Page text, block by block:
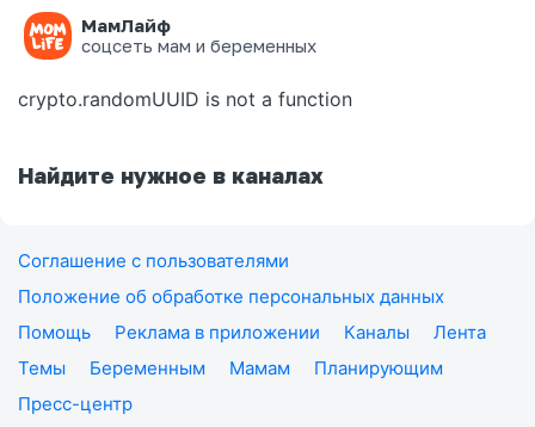
МамЛайф
соцсеть мам и беременных
Ошибка на странице
crypto.randomUUID is not a function
Найдите нужное в каналах
Соглашение с пользователями
Положение об обработке персональных данных
Помощь
Реклама в приложении Каналы
Лента
Темы
Беременным Мамам
Планирующим
Пресс-центр